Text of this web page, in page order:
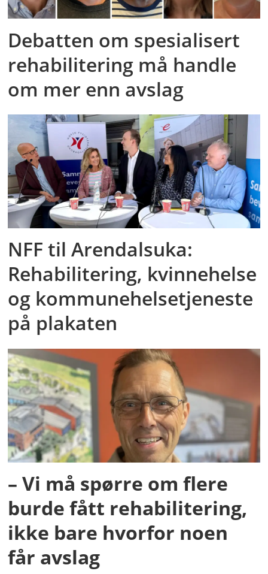
Debatten om spesialisert
rehabilitering må handle
om mer enn avslag
NFF til Arendalsuka:
Rehabilitering, kvinnehelse
og kommunehelsetjeneste
på plakaten
– Vi må spørre om flere
burde fått rehabilitering,
ikke bare hvorfor noen
får avslag